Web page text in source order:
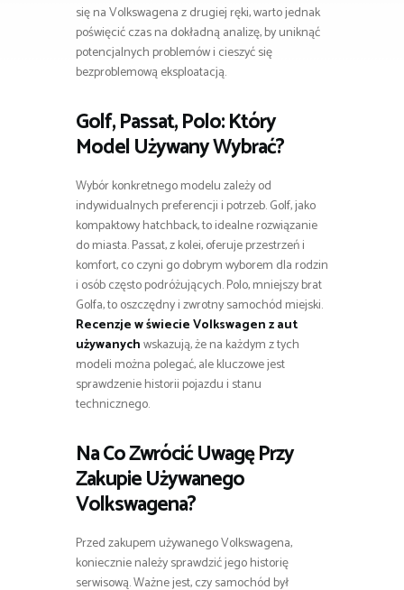
się na Volkswagena z drugiej ręki, warto jednak
poświęcić czas na dokładną analizę, by uniknąć
potencjalnych problemów i cieszyć się
bezproblemową eksploatacją.
Golf, Passat, Polo: Który
Model Używany Wybrać?
Wybór konkretnego modelu zależy od
indywidualnych preferencji i potrzeb. Golf, jako
kompaktowy hatchback, to idealne rozwiązanie
do miasta. Passat, z kolei, oferuje przestrzeń i
komfort, co czyni go dobrym wyborem dla rodzin
i osób często podróżujących. Polo, mniejszy brat
Golfa, to oszczędny i zwrotny samochód miejski.
Recenzje w świecie Volkswagen z aut
używanychwskazują, że na każdym z tych
modeli można polegać, ale kluczowe jest
sprawdzenie historii pojazdu i stanu
technicznego.
Na Co Zwrócić Uwagę Przy
Zakupie Używanego
Volkswagena?
Przed zakupem używanego Volkswagena,
koniecznie należy sprawdzić jego historię
serwisową. Ważne jest, czy samochód był